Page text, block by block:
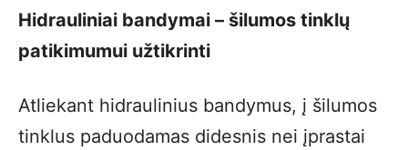
Hidrauliniai bandymai – šilumos tinklų
patikimumui užtikrinti
Atliekant hidraulinius bandymus, į šilumos
tinklus paduodamas didesnis nei įprastai